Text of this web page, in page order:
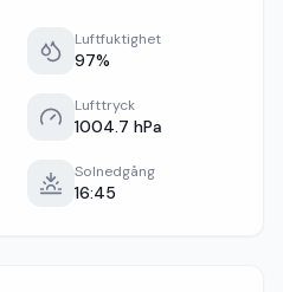
Luftfuktighet
97%
Lufttryck
1004.7 hPa
Solnedgång
16:45